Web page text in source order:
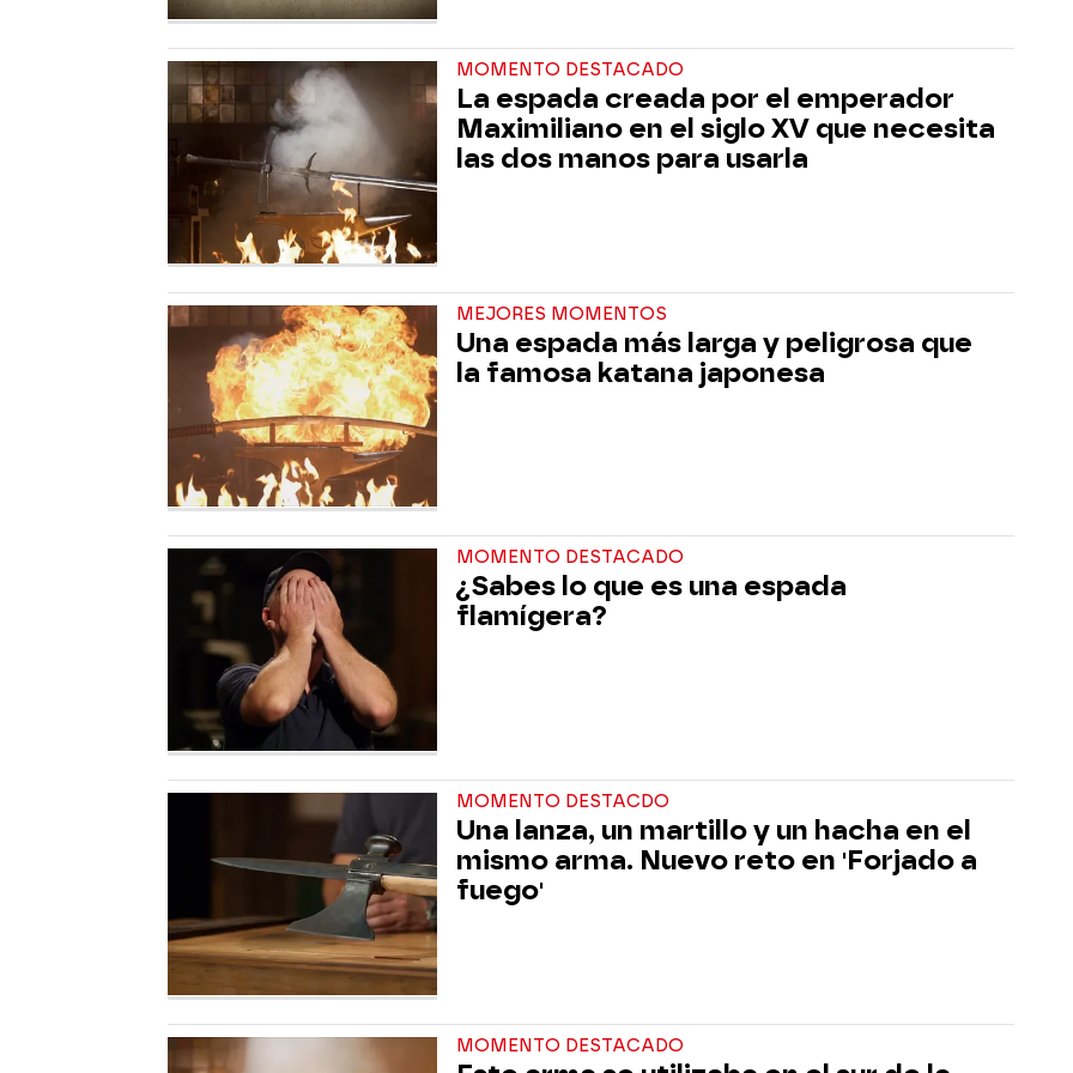
MOMENTO DESTACADO
La espada creada por el emperador
Maximiliano en el siglo XV que necesita
las dos manos para usarla
MEJORES MOMENTOS
Una espada más larga y peligrosa que
la famosa katana japonesa
MOMENTO DESTACADO
¿Sabes lo que es una espada
flamígera?
MOMENTO DESTACDO
Una lanza, un martillo y un hacha en el
mismo arma. Nuevo reto en 'Forjado a
fuego'
MOMENTO DESTACADO